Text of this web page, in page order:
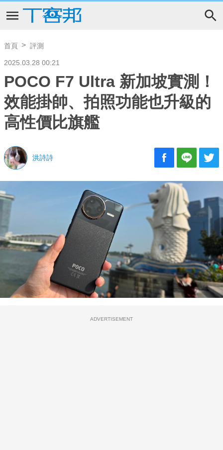
首頁 評測
2025.03.28 00:21
POCO F7 Ultra 新加坡實測！
效能掛帥、拍照功能也升級的
高性價比旗艦
洪詩詩
ADVERTISEMENT